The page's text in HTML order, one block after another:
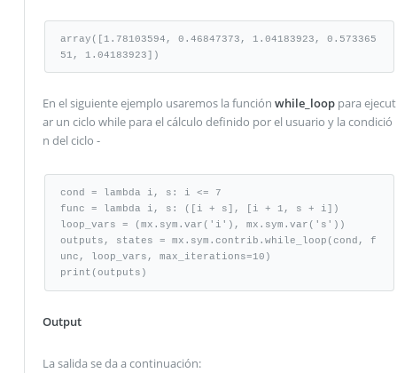
array([1.78103594, 0.46847373, 1.04183923, 0.573365
51, 1.04183923])
En el siguiente ejemplo usaremos la función while_looppara ejecut
ar un ciclo while para el cálculo definido por el usuario y la condició
n del ciclo -
cond = lambda i, s: i <= 7
func = lambda i, s: ([i + s], [i + 1, s + i])
loop_vars = (mx.sym.var('i'), mx.sym.var('s'))
outputs, states = mx.sym.contrib.while_loop(cond, f
unc, loop_vars, max_iterations=10)
print(outputs)
Output
La salida se da a continuación: